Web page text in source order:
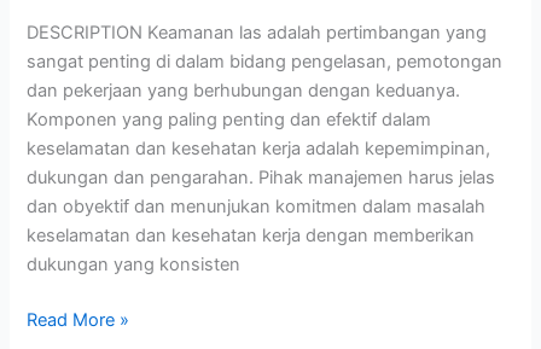
DESCRIPTION Keamanan las adalah pertimbangan yang
sangat penting di dalam bidang pengelasan, pemotongan
dan pekerjaan yang berhubungan dengan keduanya.
Komponen yang paling penting dan efektif dalam
keselamatan dan kesehatan kerja adalah kepemimpinan,
dukungan dan pengarahan. Pihak manajemen harus jelas
dan obyektif dan menunjukan komitmen dalam masalah
keselamatan dan kesehatan kerja dengan memberikan
dukungan yang konsisten
Read More »